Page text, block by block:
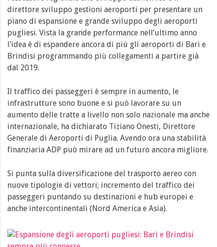
direttore sviluppo gestioni aeroporti per presentare un
piano di espansione e grande sviluppo degli aeroporti
pugliesi. Vista la grande performance nell’ultimo anno
l’idea è di espandere ancora di più gli aeroporti di Bari e
Brindisi programmando più collegamenti a partire già
dal 2019.
Il traffico dei passeggeri è sempre in aumento, le
infrastrutture sono buone e si può lavorare su un
aumento delle tratte a livello non solo nazionale ma anche
internazionale, ha dichiarato Tiziano Onesti, Direttore
Generale di Aeroporti di Puglia. Avendo ora una stabilità
finanziaria ADP può mirare ad un futuro ancora migliore.
Si punta sulla diversificazione del trasporto aereo con
nuove tipologie di vettori; incremento del traffico dei
passeggeri puntando su destinazioni e hub europei e
anche intercontinentali (Nord America e Asia).